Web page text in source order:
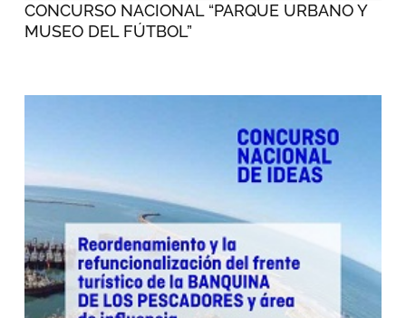
CONCURSO NACIONAL “PARQUE URBANO Y
MUSEO DEL FÚTBOL”